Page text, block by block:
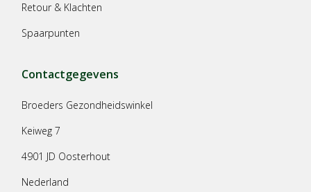
Retour & Klachten
Spaarpunten
Contactgegevens
Broeders Gezondheidswinkel
Keiweg 7
4901 JD Oosterhout
Nederland